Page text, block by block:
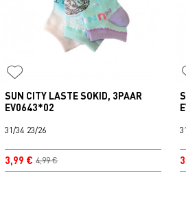
SUN CITY LASTE SOKID, 3PAAR
EV0643*02
3,99 € 4,99 €
31/34 23/26